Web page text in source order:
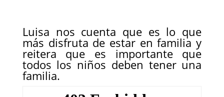
Luisa nos cuenta que es lo que
más disfruta de estar en familia y
reitera que es importante que
todos los niños deben tener una
familia.